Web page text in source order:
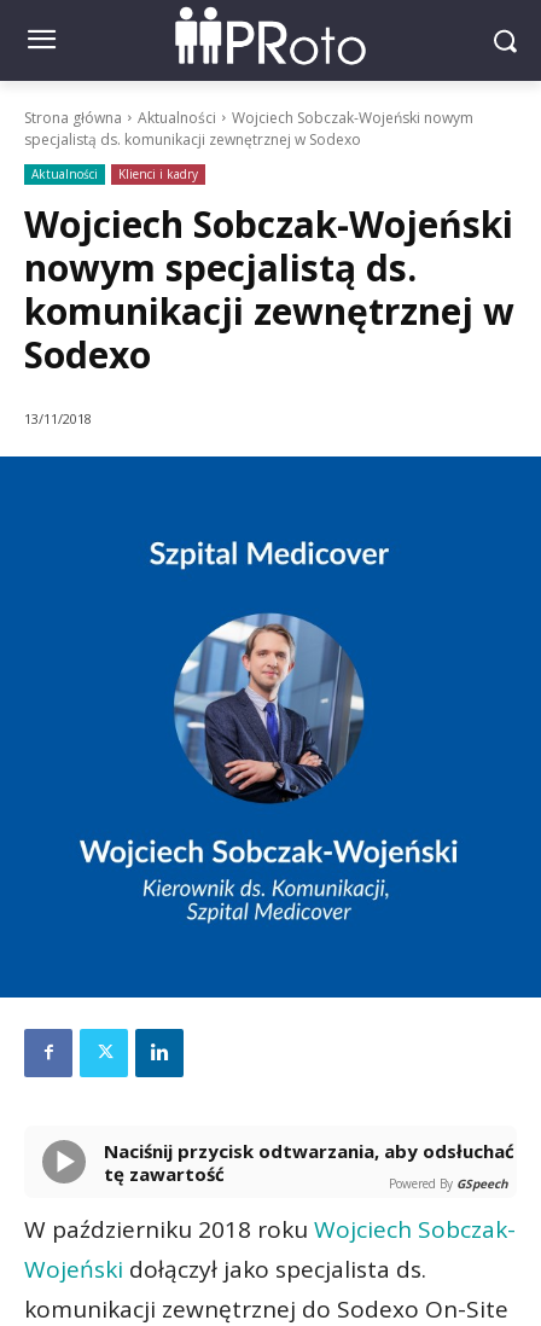
Strona główna Aktualności
Wojciech Sobczak-Wojeński nowym
specjalistą ds. komunikacji zewnętrznej w Sodexo
Aktualności Klienci i kadry
Wojciech Sobczak-Wojeński
nowym specjalistą ds.
komunikacji zewnętrznej w
Sodexo
13/11/2018
Naciśnij przycisk odtwarzania, aby odsłuchać
tę zawartość
Powered By GSpeech
W październiku 2018 roku Wojciech Sobczak-
Wojeński dołączył jako specjalista ds.
komunikacji zewnętrznej do Sodexo On-Site